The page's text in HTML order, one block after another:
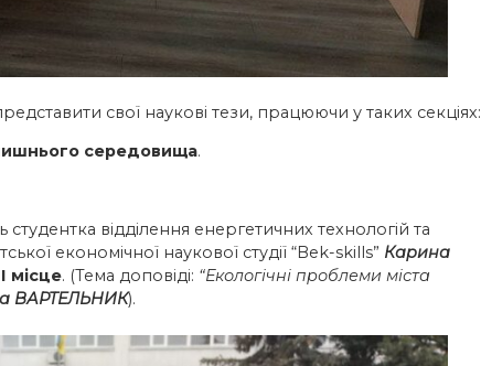
свої наукові тези, працюючи у таких секціях:
середовища.
відділення енергетичних технологій та
економічної наукової студії “Bek-skills” Карина
місце. (Тема доповіді: “Екологічні проблеми міста
ВАРТЕЛЬНИК).